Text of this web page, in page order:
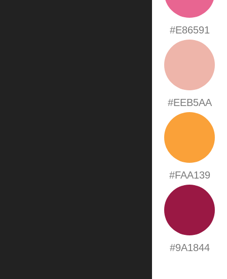
#E86591
#EEB5AA
#FAA139
#9A1844